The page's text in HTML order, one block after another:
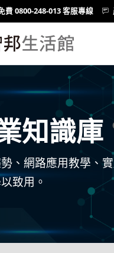
費 0800-248-013 客服專線
知識庫
、網路應用教學、
致用。